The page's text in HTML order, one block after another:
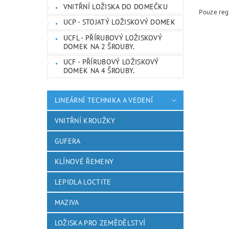
VNITŘNÍ LOŽISKA DO DOMEČKU
UCP - STOJATÝ LOŽISKOVÝ DOMEK
UCFL - PŘÍRUBOVÝ LOŽISKOVÝ
DOMEK NA 2 ŠROUBY.
UCF - PŘÍRUBOVÝ LOŽISKOVÝ
DOMEK NA 4 ŠROUBY.
LINEÁRNÍ TECHNIKA A VEDENÍ
VNITŘNÍ KROUŽKY
GUFERA
KLÍNOVÉ ŘEMENY
LEPIDLA LOCTITE
MAZIVA
LOŽISKA PRO ZEMĚDĚLSTVÍ
Pouze